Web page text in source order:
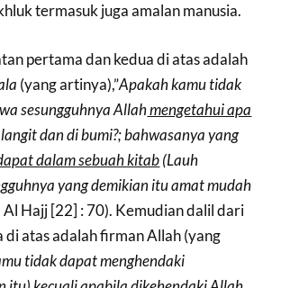
termasuk juga amalan manusia.
pertama dan kedua di atas adalah
(yang artinya),”Apakah kamu tidak
sesungguhnya Allahmengetahui apa
dan di bumi?; bahwasanya yang
dalam sebuah kitab(Lauh
yang demikian itu amat mudah
Al Hajj [22] : 70). Kemudian dalil dari
atas adalah firman Allah (yang
tidak dapat menghendaki